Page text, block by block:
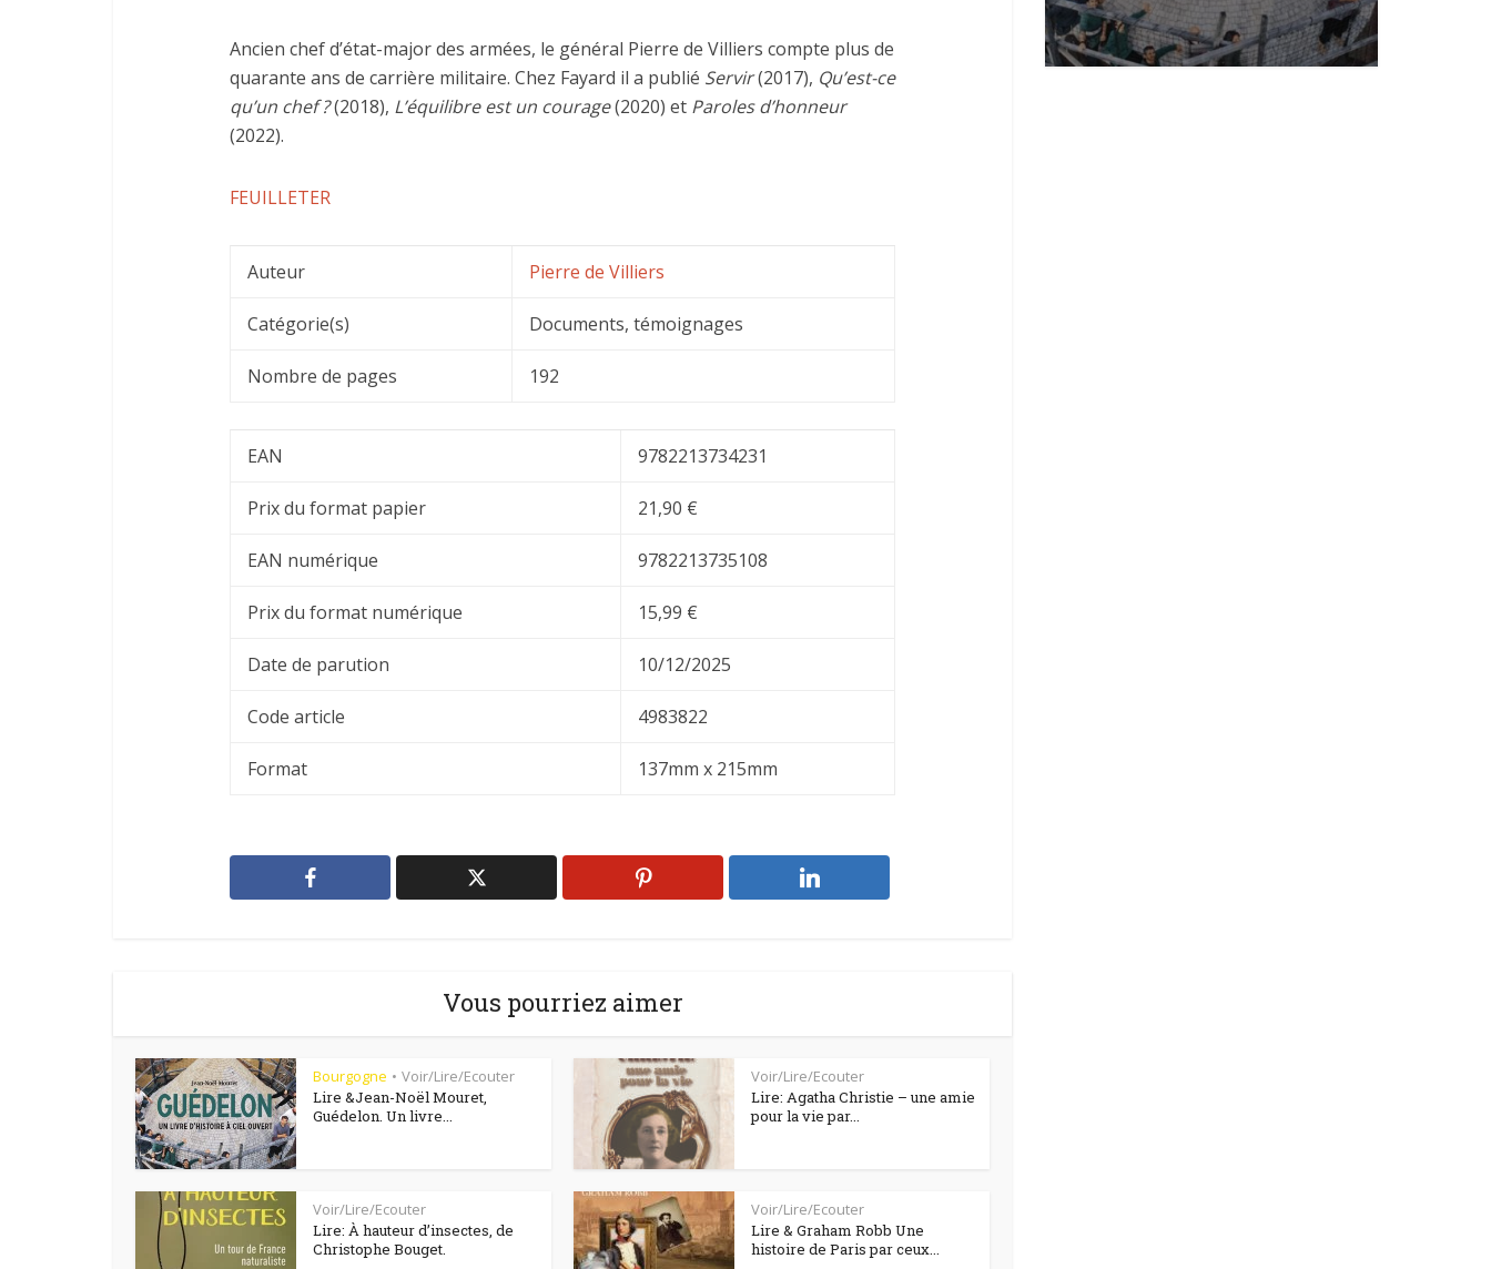
Ancien chef d’état-major des armées, le général Pierre de Villiers compte plus de
quarante ans de carrière militaire. Chez Fayard il a publié Servir(2017), Qu’est-ce
qu’un chef ?(2018), L’équilibre est un courage(2020) et Paroles d’honneur
(2022).
FEUILLETER
Auteur Pierre de Villiers
Catégorie(s) Documents, témoignages
Nombre de pages 192
EAN 9782213734231
Prix du format papier 21,90 €
EAN numérique 9782213735108
Prix du format numérique 15,99 €
Date de parution 10/12/2025
Code article 4983822
Format 137mm x 215mm
Vous pourriez aimer
Bourgogne • Voir/Lire/Ecouter
Lire &Jean-Noël Mouret,
Guédelon. Un livre...
Voir/Lire/Ecouter
Lire: Agatha Christie – une amie
pour la vie par...
Voir/Lire/Ecouter
Lire: À hauteur d’insectes, de
Christophe Bouget.
Voir/Lire/Ecouter
Lire & Graham Robb Une
histoire de Paris par ceux...